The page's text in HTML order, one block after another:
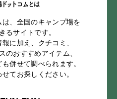
ットコムとは
、全国のキャンプ場を
るサイトです。
に加え、クチコミ、
のおすすめアイテム、
併せて調べられます。
てお探しください。